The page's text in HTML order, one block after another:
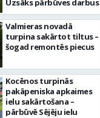
Uzsāks pārbūves darbus
Valmieras novadā
turpina sakārtot tiltus –
šogad remontēs piecus
Kocēnos turpinās
pakāpeniska apkaimes
ielu sakārtošana –
pārbūvē Sējēju ielu